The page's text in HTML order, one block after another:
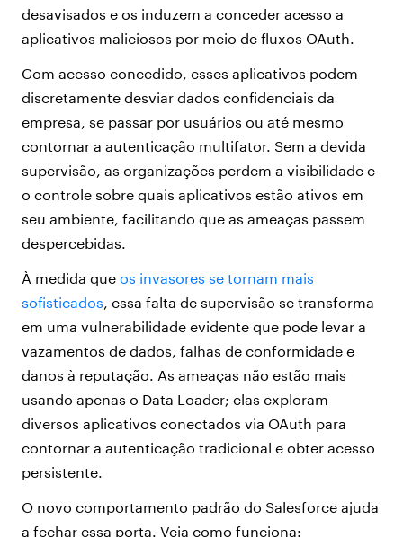
desavisados e os induzem a conceder acesso a
aplicativos maliciosos por meio de fluxos OAuth.
Com acesso concedido, esses aplicativos podem
discretamente desviar dados confidenciais da
empresa, se passar por usuários ou até mesmo
contornar a autenticação multifator. Sem a devida
supervisão, as organizações perdem a visibilidade e
o controle sobre quais aplicativos estão ativos em
seu ambiente, facilitando que as ameaças passem
despercebidas.
À medida que os invasores se tornam mais
sofisticados, essa falta de supervisão se transforma
em uma vulnerabilidade evidente que pode levar a
vazamentos de dados, falhas de conformidade e
danos à reputação. As ameaças não estão mais
usando apenas o Data Loader; elas exploram
diversos aplicativos conectados via OAuth para
contornar a autenticação tradicional e obter acesso
persistente.
O novo comportamento padrão do Salesforce ajuda
a fechar essa porta. Veja como funciona: